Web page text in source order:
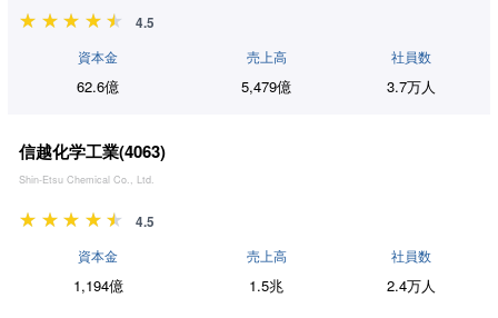
4.5
資本金
62.6億
売上高
5,479億
社員数
3.7万人
信越化学工業(4063)
Shin-Etsu Chemical Co., Ltd.
4.5
資本金
1,194億
売上高
1.5兆
社員数
2.4万人